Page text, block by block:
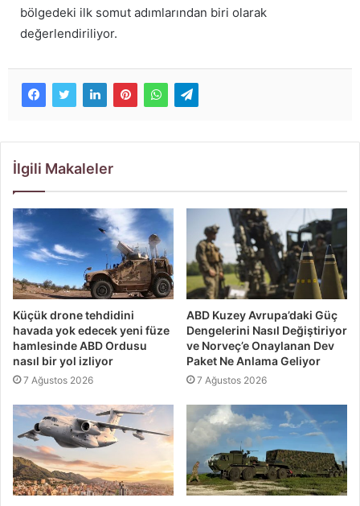
bölgedeki ilk somut adımlarından biri olarak
değerlendiriliyor.
İlgili Makaleler
Küçük drone tehdidini
havada yok edecek yeni füze
hamlesinde ABD Ordusu
nasıl bir yol izliyor
7 Ağustos 2026
ABD Kuzey Avrupa’daki Güç
Dengelerini Nasıl Değiştiriyor
ve Norveç’e Onaylanan Dev
Paket Ne Anlama Geliyor
7 Ağustos 2026